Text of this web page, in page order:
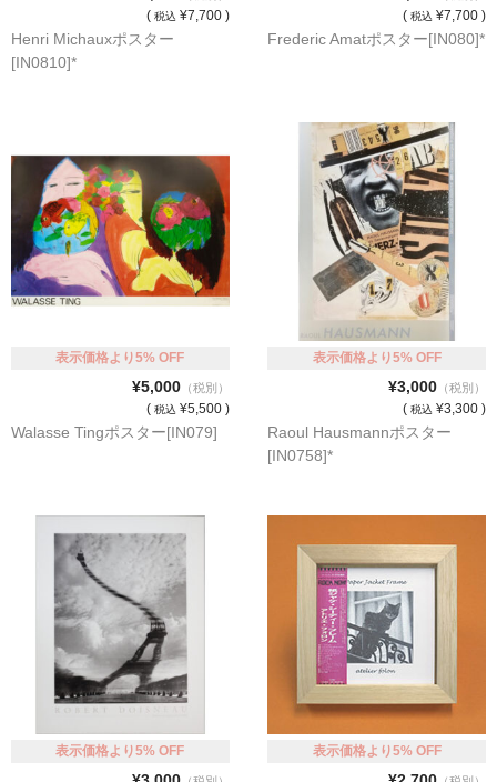
( 税込 ¥7,700 )
Henri Michauxポスター
[IN0810]*
( 税込 ¥7,700 )
Frederic Amatポスター[IN080]*
表示価格より5% OFF
¥5,000（税別）
( 税込 ¥5,500 )
Walasse Tingポスター[IN079]
表示価格より5% OFF
¥3,000（税別）
( 税込 ¥3,300 )
Raoul Hausmannポスター
[IN0758]*
表示価格より5% OFF 表示価格より5% OFF